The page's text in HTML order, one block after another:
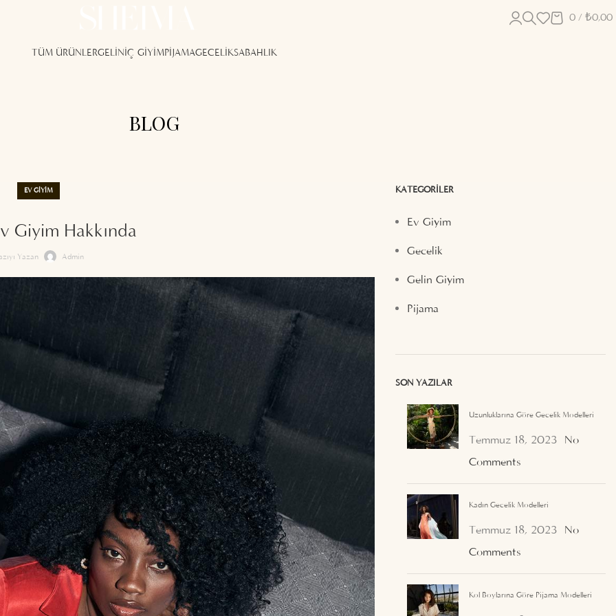
0 / ₺0,00
TÜM ÜRÜNLERGELİNİÇ GİYİMPİJAMAGECELİKSABAHLIK
BLOG
EV GIYIM
Giyim Hakkında
Yazan Admin
KATEGORILER
Ev Giyim
Gecelik
Gelin Giyim
Pijama
SON YAZILAR
Uzunluklarına Göre Gecelik Modelleri
Temmuz 18, 2023 No
Comments
Kadın Gecelik Modelleri
Temmuz 18, 2023 No
Comments
Kol Boylarına Göre Pijama Modelleri